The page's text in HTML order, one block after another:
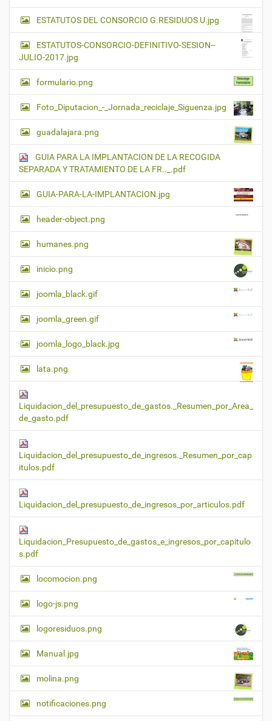
ESTATUTOS DEL CONSORCIO G.RESIDUOS U.jpg
ESTATUTOS-CONSORCIO-DEFINITIVO-SESION--
JULIO-2017.jpg
formulario.png
Foto_Diputacion_-_Jornada_reciclaje_Siguenza.jpg
guadalajara.png
GUIA PARA LA IMPLANTACION DE LA RECOGIDA
SEPARADA Y TRATAMIENTO DE LA FR.._.pdf
GUIA-PARA-LA-IMPLANTACION.jpg
header-object.png
humanes.png
inicio.png
joomla_black.gif
joomla_green.gif
joomla_logo_black.jpg
lata.png
Liquidacion_del_presupuesto_de_gastos._Resumen_por_Area_
de_gasto.pdf
Liquidacion_del_presupuesto_de_ingresos._Resumen_por_cap
itulos.pdf
Liquidacion_del_presupuesto_de_ingresos_por_articulos.pdf
Liquidacion_Presupuesto_de_gastos_e_ingresos_por_capitulo
s.pdf
locomocion.png
logo-js.png
logoresiduos.png
Manual.jpg
molina.png
notificaciones.png